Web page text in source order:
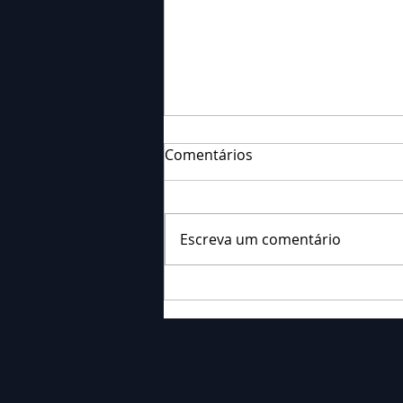
Falecimento: Sra. Alice
Barauce Schon
Comentários
Escreva um comentário